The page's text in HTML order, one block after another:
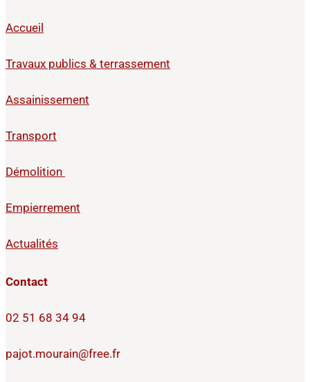
Accueil
Travaux publics & terrassement
Assainissement
Transport
Démolition
Empierrement
Actualités
Contact
02 51 68 34 94
pajot.mourain@free.fr